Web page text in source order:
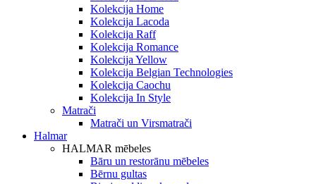
Kolekcija Home
Kolekcija Lacoda
Kolekcija Raff
Kolekcija Romance
Kolekcija Yellow
Kolekcija Belgian Technologies
Kolekcija Caochu
Kolekcija In Style
Matrači
Matrači un Virsmatrači
Halmar
HALMAR mēbeles
Bāru un restorānu mēbeles
Bērnu gultas